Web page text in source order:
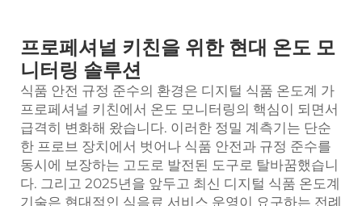
프로페셔널 키친을 위한 현대 온도 모
니터링 솔루션
식품 안전 규정 준수의 환경은 디지털 식품 온도계 가
프로페셔널 키친에서 온도 모니터링의 핵심이 되면서
급격히 변화해 왔습니다. 이러한 정밀 계측기는 단순
한 프로브 장치에서 벗어나 식품 안전과 규정 준수를
동시에 보장하는 고도로 발전된 도구로 탈바꿈했습니
다. 그리고 2025년을 앞두고 최신 디지털 식품 온도계
기술은 현대적인 식음료 서비스 운영이 요구하는 전례